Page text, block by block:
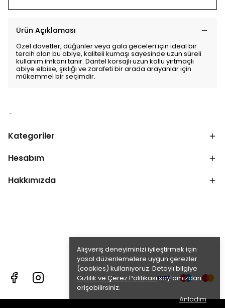
Alışveriş deneyiminizi iyileştirmek için
yasal düzenlemelere uygun çerezler
(cookies) kullanıyoruz. Detaylı bilgiye
Gizlilik ve Çerez Politikasısayfamızdan
erişebilirsiniz.
Anladım
Ürün Açıklaması
Özel davetler, düğünler veya gala geceleri için ideal bir
tercih olan bu abiye, kaliteli kumaşı sayesinde uzun süreli
kullanım imkanı tanır. Dantel korsajlı uzun kollu yırtmaçlı
abiye elbise, şıklığı ve zarafeti bir arada arayanlar için
mükemmel bir seçimdir.
Kategoriler
Hesabım
Hakkımızda